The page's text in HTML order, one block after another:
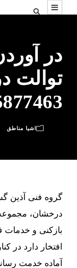
در
توالت
اشیا مناطق
درخشان،
بازکنی و
افتخار دارد در
آماده خدمت